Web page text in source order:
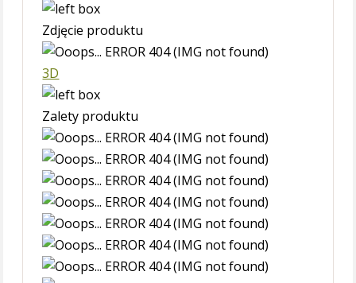
Zdjęcie produktu
3D
Zalety produktu